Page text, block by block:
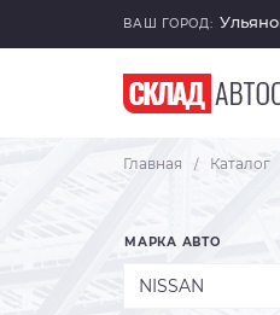
ВАШ ГОРОД:
Главная / Каталог
МАРКА АВТО
NISSAN